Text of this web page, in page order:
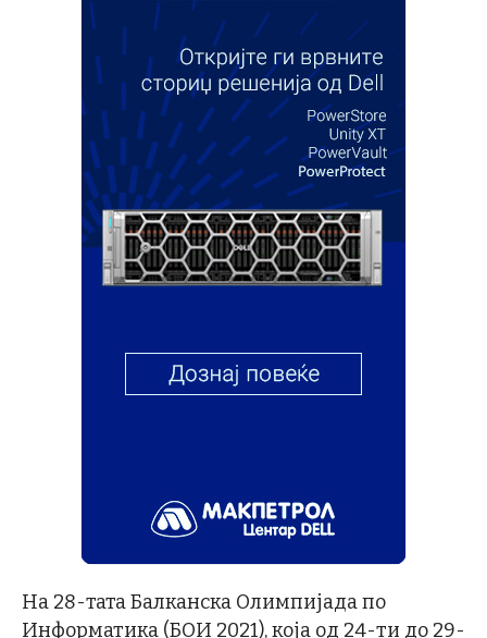
На 28-тата Балканска Олимпијада по
Информатика (БОИ 2021), која од 24-ти до 29-